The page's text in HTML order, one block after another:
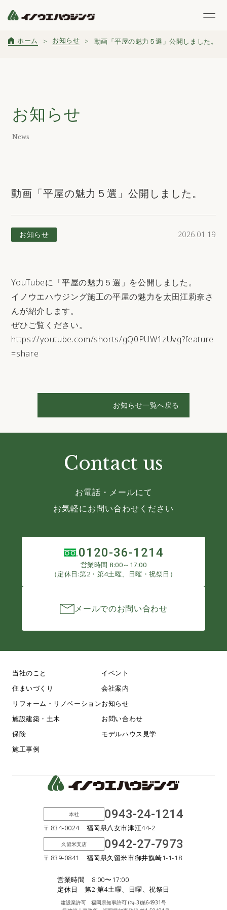
ホーム お知らせ 動画「平屋の魅力５選」公開しました。
お知らせ
News
動画「平屋の魅力５選」公開しました。
お知らせ 2026.01.19
YouTubeに「平屋の魅力５選」を公開しました。
イノウエハウジング施工の平屋の魅力を太田江莉奈さ
んが紹介します。
ぜひご覧ください。
https://youtube.com/shorts/gQ0PUW1zUvg?feature
=share
お知らせ一覧へ戻る
Contact us
お電話・メールにて
お気軽にお問い合わせください
0120-36-1214
営業時間 8:00～17:00
（定休日:第2・第4土曜、日曜・祝祭日）
メールでのお問い合わせ
当社のこと
住まいづくり
リフォーム・リノベーション
施設建築・土木
保険
施工事例
イベント
会社案内
お知らせ
お問い合わせ
モデルハウス見学
本社 0943-24-1214
〒834-0024 福岡県八女市津江44-2
久留米支店 0942-27-7973
〒839-0841 福岡県久留米市御井旗崎1-1-18
営業時間 8:00〜17:00
定休日 第2·第4土曜、日曜、祝祭日
建設業許可 福岡県知事許可 (特-3)第64931号